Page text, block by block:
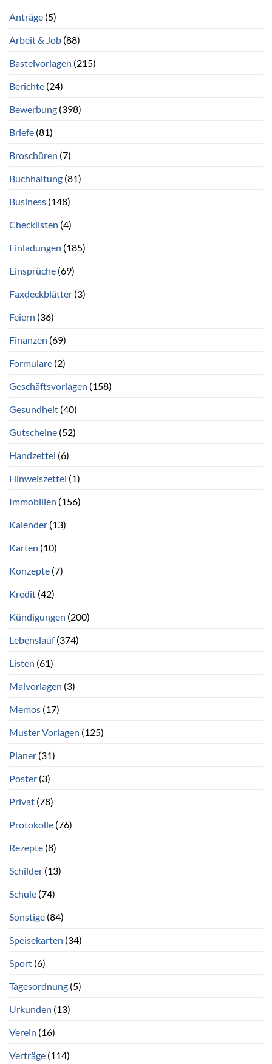
Anträge (5)
Arbeit & Job (88)
Bastelvorlagen (215)
Berichte (24)
Bewerbung (398)
Briefe (81)
Broschüren (7)
Buchhaltung (81)
Business (148)
Checklisten (4)
Einladungen (185)
Einsprüche (69)
Faxdeckblätter (3)
Feiern (36)
Finanzen (69)
Formulare (2)
Geschäftsvorlagen (158)
Gesundheit (40)
Gutscheine (52)
Handzettel (6)
Hinweiszettel (1)
Immobilien (156)
Kalender (13)
Karten (10)
Konzepte (7)
Kredit (42)
Kündigungen (200)
Lebenslauf(374)
Listen (61)
Malvorlagen (3)
Memos (17)
Muster Vorlagen (125)
Planer (31)
Poster (3)
Privat (78)
Protokolle (76)
Rezepte (8)
Schilder (13)
Schule (74)
Sonstige (84)
Speisekarten (34)
Sport (6)
Tagesordnung (5)
Urkunden (13)
Verein (16)
Verträge (114)